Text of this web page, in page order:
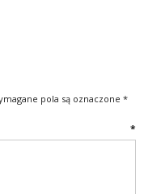
pola są oznaczone *
*